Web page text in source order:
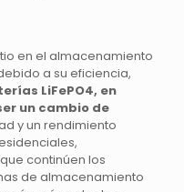
en el almacenamiento
a su eficiencia,
LiFePO4, en
un cambio de
y un rendimiento
continúen los
de almacenamiento